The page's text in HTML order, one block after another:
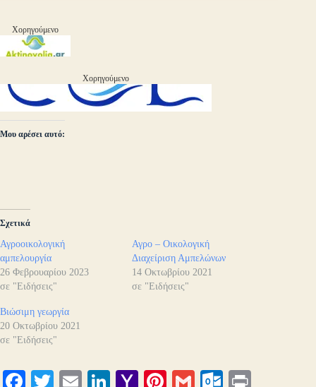
Χορηγούμενο
Χορηγούμενο
Μου αρέσει αυτό:
Σχετικά
Αγροοικολογική
αμπελουργία
26 Φεβρουαρίου 2023
σε "Ειδήσεις"
Αγρο – Οικολογική
Διαχείριση Αμπελώνων
14 Οκτωβρίου 2021
σε "Ειδήσεις"
Βιώσιμη γεωργία
20 Οκτωβρίου 2021
σε "Ειδήσεις"
Fa T
E
Li
Y
Pi
G
O